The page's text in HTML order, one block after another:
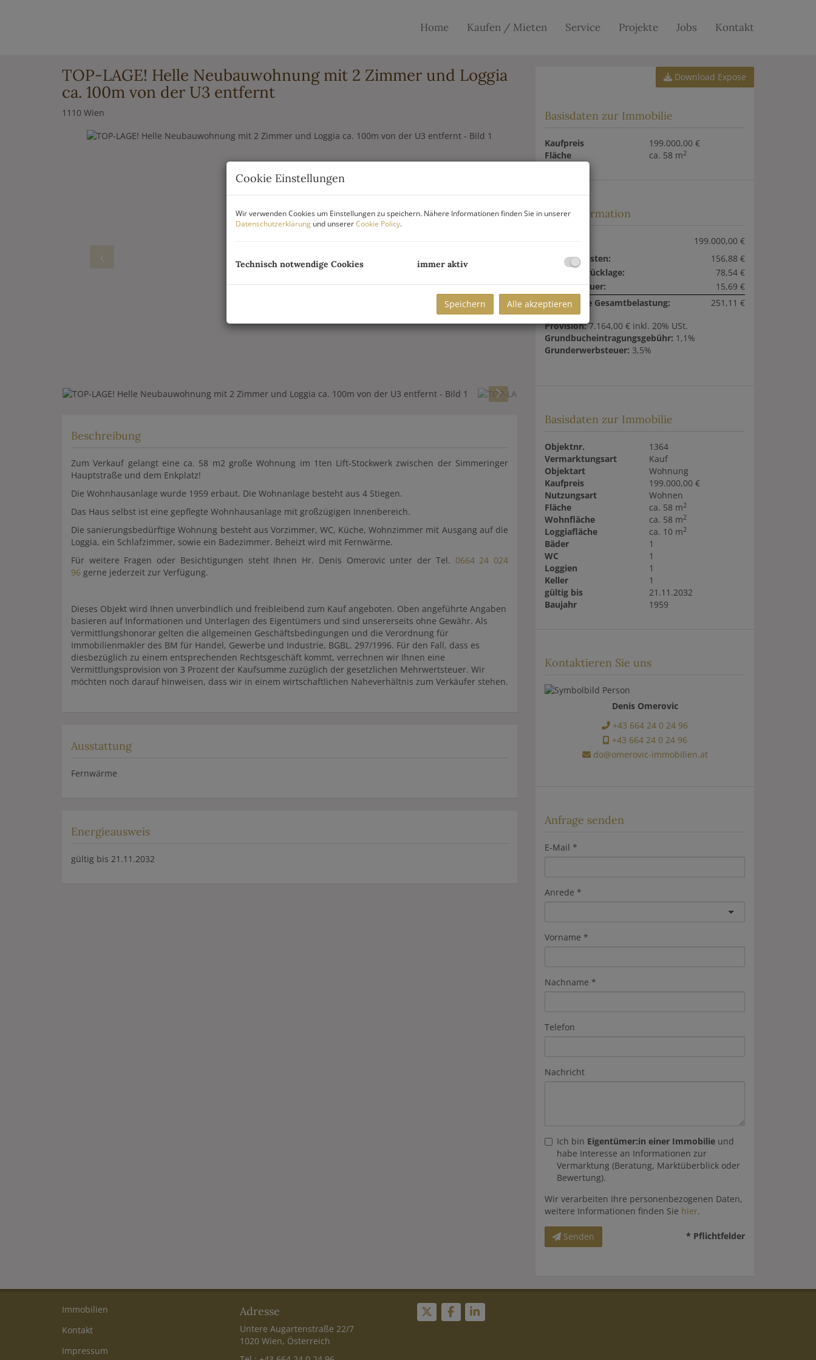
Home Kaufen / Mieten Service Projekte Jobs Kontakt
TOP-LAGE! Helle Neubauwohnung mit 2 Zimmer und Loggia
ca. 100m von der U3 entfernt
1110 Wien
Beschreibung
Zum Verkauf gelangt eine ca. 58 m2 große Wohnung im 1ten Lift-Stockwerk zwischen der Simmeringer
Hauptstraße und dem Enkplatz!
Die Wohnhausanlage wurde 1959 erbaut. Die Wohnanlage besteht aus 4 Stiegen.
Das Haus selbst ist eine gepflegte Wohnhausanlage mit großzügigen Innenbereich.
Die sanierungsbedürftige Wohnung besteht aus Vorzimmer, WC, Küche, Wohnzimmer mit Ausgang auf die
Loggia, ein Schlafzimmer, sowie ein Badezimmer. Beheizt wird mit Fernwärme.
Für weitere Fragen oder Besichtigungen steht Ihnen Hr. Denis Omerovic unter der Tel. 0664 24 024
96 gerne jederzeit zur Verfügung.
Dieses Objekt wird Ihnen unverbindlich und freibleibend zum Kauf angeboten. Oben angeführte Angaben
basieren auf Informationen und Unterlagen des Eigentümers und sind unsererseits ohne Gewähr. Als
Vermittlungshonorar gelten die allgemeinen Geschäftsbedingungen und die Verordnung für
Immobilienmakler des BM für Handel, Gewerbe und Industrie, BGBL. 297/1996. Für den Fall, dass es
diesbezüglich zu einem entsprechenden Rechtsgeschäft kommt, verrechnen wir Ihnen eine
Vermittlungsprovision von 3 Prozent der Kaufsumme zuzüglich der gesetzlichen Mehrwertsteuer. Wir
möchten noch darauf hinweisen, dass wir in einem wirtschaftlichen Naheverhältnis zum Verkäufer stehen.
Ausstattung
Fernwärme
Energieausweis
gültig bis 21.11.2032
Download Expose
Basisdaten zur Immobilie
Kaufpreis
199.000,00 €
Fläche
ca. 58 m2
Preisinformation
199.000,00 €
Betriebskosten:
156,88 €
Reparaturrücklage:
78,54 €
Umsatzsteuer:
15,69 €
monatliche Gesamtbelastung:
251,11 €
Provision: 7.164,00 € inkl. 20% USt.
Grundbucheintragungsgebühr: 1,1%
Grunderwerbsteuer: 3,5%
Basisdaten zur Immobilie
Objektnr.
1364
Vermarktungsart
Kauf
Objektart
Wohnung
Kaufpreis
199.000,00 €
Nutzungsart
Wohnen
Fläche
ca. 58 m2
Wohnfläche ca. 58 m2
Loggiafläche ca. 10 m2
Bäder
1
WC
1
Loggien
1
Keller
1
gültig bis
21.11.2032
Baujahr
1959
Kontaktieren Sie uns
Denis Omerovic
+43 664 24 0 24 96
+43 664 24 0 24 96
do@omerovic-immobilien.at
Anfrage senden
E-Mail
Anrede
Vorname
Nachname
Telefon
Nachricht
Ich bin Eigentümer:in einer Immobilie und
habe Interesse an Informationen zur
Vermarktung (Beratung, Marktüberblick oder
Bewertung).
Wir verarbeiten Ihre personenbezogenen Daten,
weitere Informationen finden Sie hier.
Senden * Pflichtfelder
Immobilien
Kontakt
Impressum
Adresse
Untere Augartenstraße 22/7
1020 Wien, Österreich
Cookie Einstellungen
Wir verwenden Cookies um Einstellungen zu speichern. Nähere Informationen finden Sie in unserer
Datenschutzerklärung und unsererCookie Policy.
Technisch notwendige Cookies immer aktiv
Speichern Alle akzeptieren